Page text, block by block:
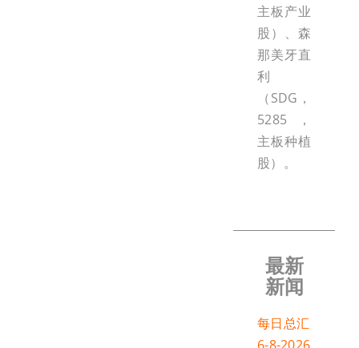
主板产业
股）、森
那美牙直
利
（SDG，
5285，
主板种植
股）。
最新
新闻
每日总汇